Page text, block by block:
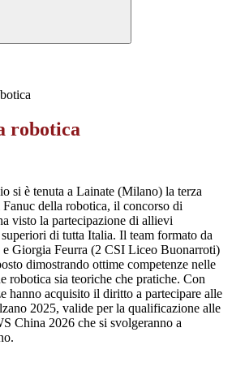
robotica
si è tenuta a Lainate (Milano) la terza
della robotica, il concorso di
visto la partecipazione di allievi
di tutta Italia. Il team formato da
Giorgia Feurra (2 CSI Liceo Buonarroti)
dimostrando ottime competenze nelle
robotica sia teoriche che pratiche. Con
hanno acquisito il diritto a partecipare alle
2025, valide per la qualificazione alle
China 2026 che si svolgeranno a